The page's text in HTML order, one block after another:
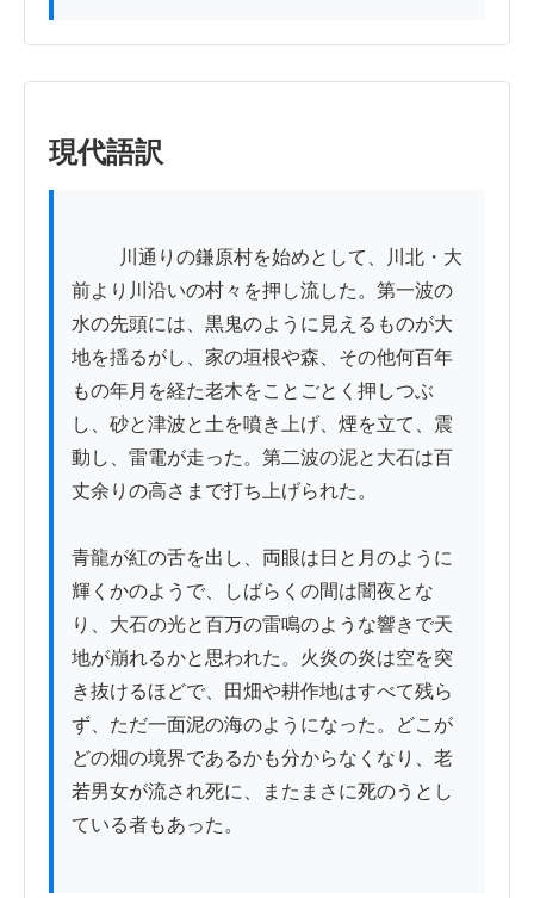
現代語訳
前より川沿いの村々を押し流した。第一波の
水の先頭には、黒鬼のように見えるものが大
地を揺るがし、家の垣根や森、その他何百年
もの年月を経た老木をことごとく押しつぶ
し、砂と津波と土を噴き上げ、煙を立て、震
動し、雷電が走った。第二波の泥と大石は百
丈余りの高さまで打ち上げられた。
青龍が紅の舌を出し、両眼は日と月のように
輝くかのようで、しばらくの間は闇夜とな
り、大石の光と百万の雷鳴のような響きで天
地が崩れるかと思われた。火炎の炎は空を突
き抜けるほどで、田畑や耕作地はすべて残ら
ず、ただ一面泥の海のようになった。どこが
どの畑の境界であるかも分からなくなり、老
若男女が流され死に、またまさに死のうとし
ている者もあった。